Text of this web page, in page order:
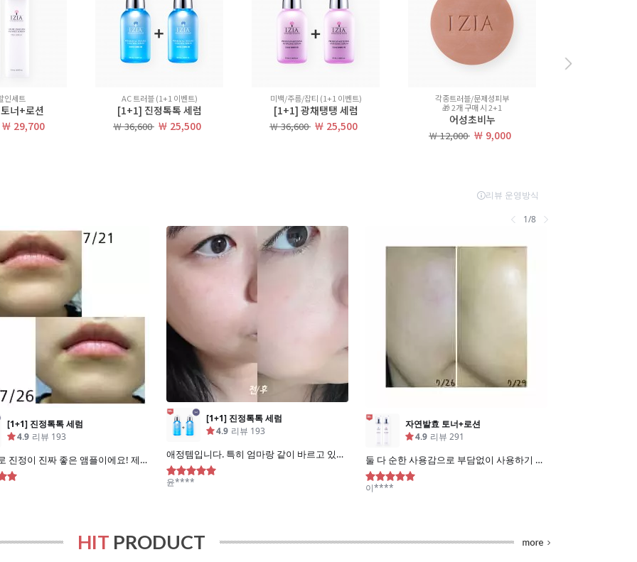
인세트
너+로션
￦ 29,700
AC 트러블 (1+1 이벤트)
[1+1] 진정톡톡 세럼
￦ 36,600 ￦ 25,500
미백/주름/잡티 (1+1 이벤트)
[1+1] 광채탱탱 세럼
￦ 36,600 ￦ 25,500
각종트러블/문제성피부
🎁 2개 구매 시 2+1
어성초비누
￦ 12,000 ￦ 9,000
HIT PRODUCT